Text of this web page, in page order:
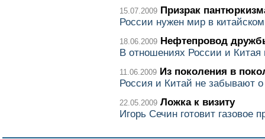
15.07.2009 Призрак
России нужен мир в
18.06.2009 Нефтепровод
В отношениях России и Китая
11.06.2009 Из поколения в
Россия и Китай не забывают
22.05.2009 Ложка к визиту
Игорь Сечин готовит газовое